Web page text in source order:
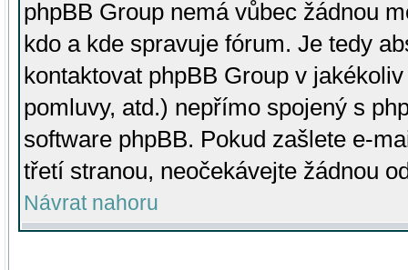
phpBB Group nemá vůbec žádnou
kdo a kde spravuje fórum. Je tedy
kontaktovat phpBB Group v
pomluvy, atd.) nepřímo spojený s
software phpBB. Pokud zašlete e-
třetí stranou, neočekávejte žádnou
Návrat nahoru